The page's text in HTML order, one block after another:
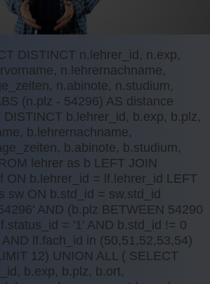
DISTINCT n.lehrer_id, n.exp,
n.lehrernachname,
n.abinote, n.studium,
(n.plz - 54296) AS distance
b.lehrer_id, b.exp, b.plz,
b.lehrernachname,
b.abinote, b.studium,
lehrer as b LEFT JOIN
ON b.lehrer_id = lf.lehrer_id LEFT
sw ON b.std_id = sw.std_id
AND (b.plz BETWEEN 54290
= '1' AND b.std_id != 0
lf.fach_id in (50,51,52,53,54)
12) UNION ALL ( SELECT
b.exp, b.plz, b.ort,